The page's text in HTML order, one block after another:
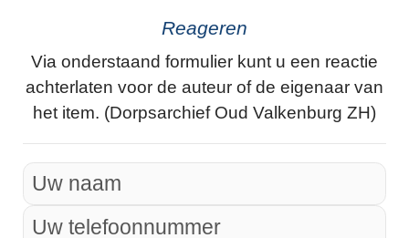
Reageren
Via onderstaand formulier kunt u een reactie
achterlaten voor de auteur of de eigenaar van
het item. (Dorpsarchief Oud Valkenburg ZH)